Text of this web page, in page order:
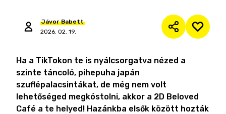
Jávor Babett
2026. 02. 19.
Ha a TikTokon te is nyálcsorgatva nézed a
szinte táncoló, pihepuha japán
szuflépalacsintákat, de még nem volt
lehetőséged megkóstolni, akkor a 2D Beloved
Café a te helyed! Hazánkba elsők között hozták